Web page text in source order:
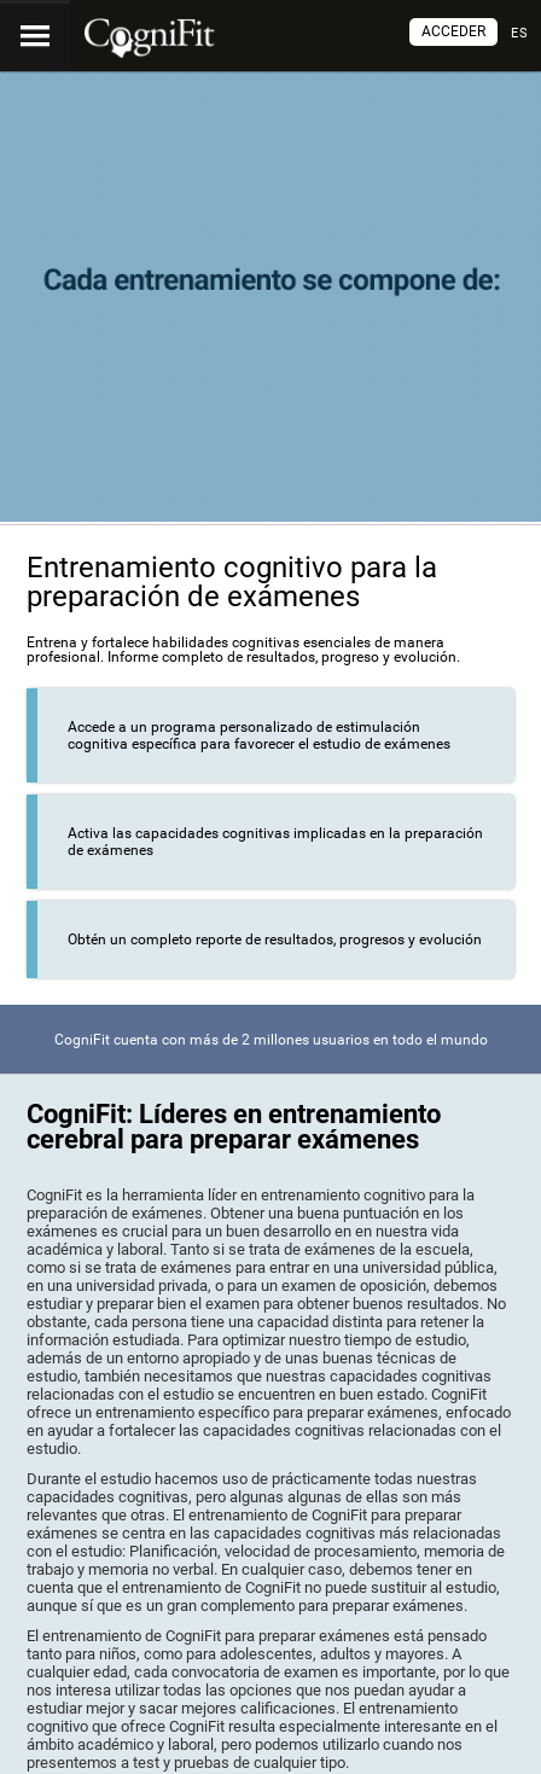
ES
ACCEDER
Entrenamiento cognitivo para la
preparación de exámenes
Entrena y fortalece habilidades cognitivas esenciales de manera
profesional. Informe completo de resultados, progreso y evolución.
Accede a un programa personalizado de estimulación
cognitiva específica para favorecer el estudio de exámenes
Activa las capacidades cognitivas implicadas en la preparación
de exámenes
Obtén un completo reporte de resultados, progresos y evolución
CogniFit cuenta con más de 2 millones usuarios en todo el mundo
CogniFit: Líderes en entrenamiento
cerebral para preparar exámenes
CogniFit es la herramienta líder en entrenamiento cognitivo para la
preparación de exámenes. Obtener una buena puntuación en los
exámenes es crucial para un buen desarrollo en en nuestra vida
académica y laboral. Tanto si se trata de exámenes de la escuela,
como si se trata de exámenes para entrar en una universidad pública,
en una universidad privada, o para un examen de oposición, debemos
estudiar y preparar bien el examen para obtener buenos resultados. No
obstante, cada persona tiene una capacidad distinta para retener la
información estudiada. Para optimizar nuestro tiempo de estudio,
además de un entorno apropiado y de unas buenas técnicas de
estudio, también necesitamos que nuestras capacidades cognitivas
relacionadas con el estudio se encuentren en buen estado. CogniFit
ofrece un entrenamiento específico para preparar exámenes, enfocado
en ayudar a fortalecer las capacidades cognitivas relacionadas con el
estudio.
Durante el estudio hacemos uso de prácticamente todas nuestras
capacidades cognitivas, pero algunas algunas de ellas son más
relevantes que otras. El entrenamiento de CogniFit para preparar
exámenes se centra en las capacidades cognitivas más relacionadas
con el estudio: Planificación, velocidad de procesamiento, memoria de
trabajo y memoria no verbal. En cualquier caso, debemos tener en
cuenta que el entrenamiento de CogniFit no puede sustituir al estudio,
aunque sí que es un gran complemento para preparar exámenes.
El entrenamiento de CogniFit para preparar exámenes está pensado
tanto para niños, como para adolescentes, adultos y mayores. A
cualquier edad, cada convocatoria de examen es importante, por lo que
nos interesa utilizar todas las opciones que nos puedan ayudar a
estudiar mejor y sacar mejores calificaciones. El entrenamiento
cognitivo que ofrece CogniFit resulta especialmente interesante en el
ámbito académico y laboral, pero podemos utilizarlo cuando nos
presentemos a test y pruebas de cualquier tipo.